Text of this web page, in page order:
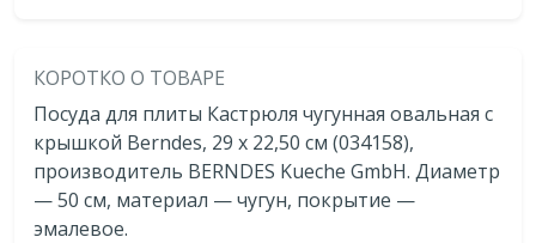
КОРОТКО О ТОВАРЕ
Посуда для плиты Кастрюля чугунная овальная с
крышкой Berndes, 29 x 22,50 см (034158),
производитель BERNDES Kueche GmbH. Диаметр
— 50 см, материал — чугун, покрытие —
эмалевое.